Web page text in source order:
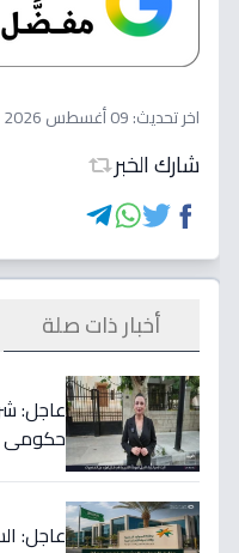
اخر تحديث:09 أغسطس 2026 الساعة 06:56 صباحاً
شارك الخبر
أخبار ذات صلة
عاجل:
عاجل: